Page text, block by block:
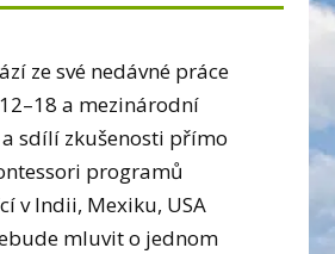
ze své nedávné práce
a mezinárodní
sdílí zkušenosti přímo
programů
v Indii, Mexiku, USA
mluvit o jednom